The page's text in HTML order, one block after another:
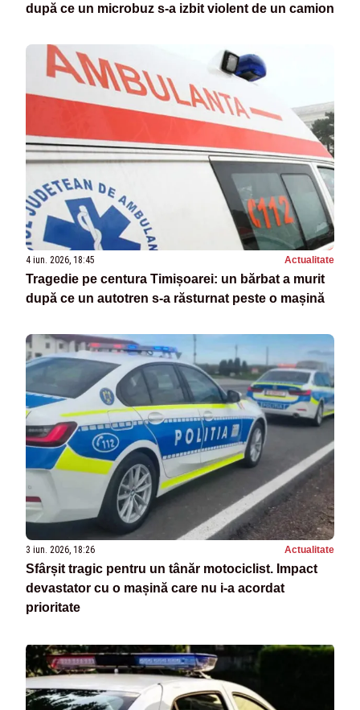
după ce un microbuz s-a izbit violent de un camion
4 iun. 2026, 18:45 Actualitate
Tragedie pe centura Timișoarei: un bărbat a murit
după ce un autotren s-a răsturnat peste o mașină
3 iun. 2026, 18:26 Actualitate
Sfârșit tragic pentru un tânăr motociclist. Impact
devastator cu o mașină care nu i-a acordat
prioritate